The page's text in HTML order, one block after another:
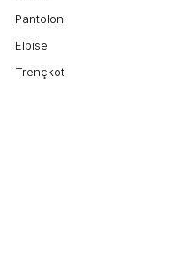
Pantolon
Elbise
Trençkot